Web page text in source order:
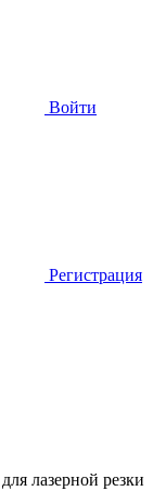
Войти
Регистрация
лазерной резки